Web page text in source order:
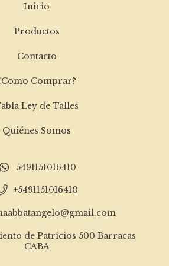
Inicio
Productos
Contacto
Comprar?
Ley de Talles
Quiénes Somos
5491151016410
+5491151016410
de Patricios 500 Barracas
CABA